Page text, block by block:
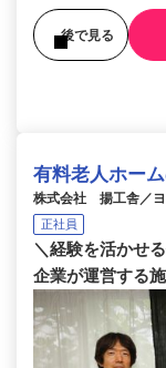
後で見る
有料老人ホー
株式会社 揚工舎／
正社員
＼経験を活かせ
企業が運営する